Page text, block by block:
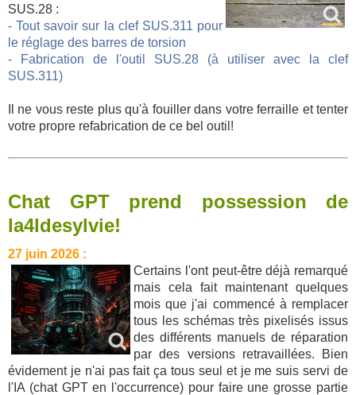
SUS.28 :
- Tout savoir sur la clef SUS.311 pour
le réglage des barres de torsion
- Fabrication de l'outil SUS.28 (à utiliser avec la clef
SUS.311)
Il ne vous reste plus qu'à fouiller dans votre ferraille et tenter
votre propre refabrication de ce bel outil!
Chat GPT prend possession de
la4ldesylvie!
27 juin 2026 :
Certains l'ont peut-être déjà remarqué
mais cela fait maintenant quelques
mois que j'ai commencé à remplacer
tous les schémas très pixelisés issus
des différents manuels de réparation
par des versions retravaillées. Bien
évidement je n'ai pas fait ça tous seul et je me suis servi de
l'IA (chat GPT en l'occurrence) pour faire une grosse partie